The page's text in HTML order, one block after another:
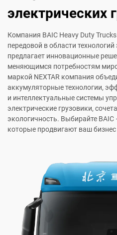
электрических
Компания BAIC Heavy Duty
передовой в области
предлагает инновационные
меняющимся потребностям
маркой NEXTAR компания
аккумуляторные технологии,
и интеллектуальные системы
электрические грузовики,
экологичность. Выбирайте BAIC
которые продвигают ваш бизнес